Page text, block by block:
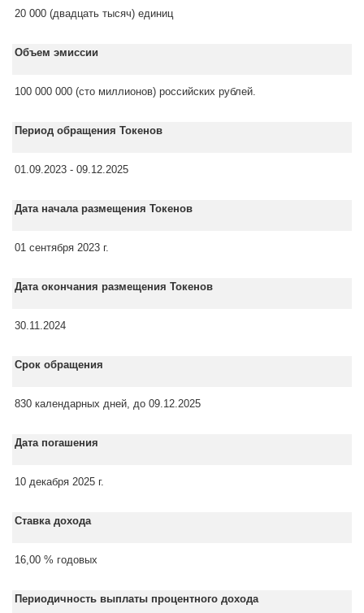
20 000 (двадцать тысяч) единиц
Объем эмиссии
100 000 000 (сто миллионов) российских рублей.
Период обращения Токенов
01.09.2023 - 09.12.2025
Дата начала размещения Токенов
01 сентября 2023 г.
Дата окончания размещения Токенов
30.11.2024
Срок обращения
830 календарных дней, до 09.12.2025
Дата погашения
10 декабря 2025 г.
Ставка дохода
16,00 % годовых
Периодичность выплаты процентного дохода